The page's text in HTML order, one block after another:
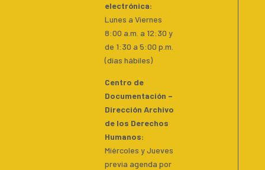
electrónica:
Lunes a Viernes
8:00 a.m. a 12:30 y
de 1:30 a 5:00 p.m.
(días hábiles)
Centro de
Documentación –
Dirección Archivo
de los Derechos
Humanos:
Miércoles y Jueves
previa agenda por